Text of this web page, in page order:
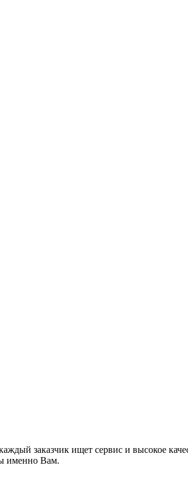
заказчик ищет сервис и высокое
именно Вам.